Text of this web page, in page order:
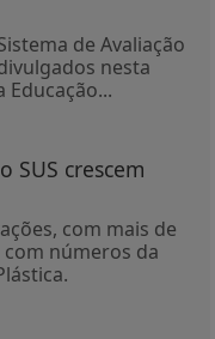
de Avaliação
nesta
SUS crescem
com mais de
números da